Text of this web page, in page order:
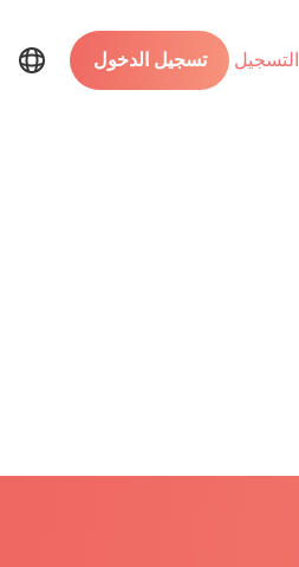
التسجيل تسجيل الدخول